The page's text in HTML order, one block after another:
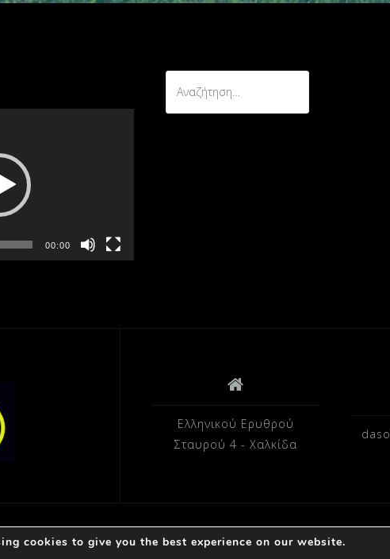
00:00
για:
Ελληνικού Ερυθρού
Σταυρού 4 - Χαλκίδα
Powered by
cookies to give you the best experience on our website.